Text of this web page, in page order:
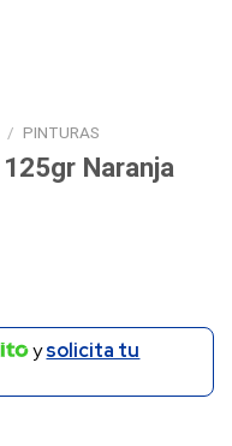
/ PINTURAS
Naranja
ysolicita tu